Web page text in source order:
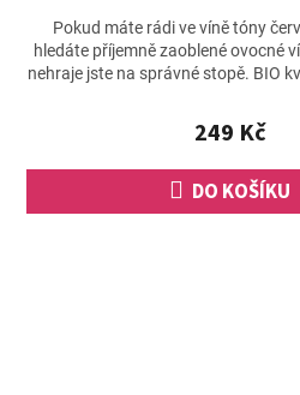
hodnocení
produktu
je
249 Kč
DO KOŠÍKU
Pokud máte rádi ve víně tóny
hledáte příjemně zaoblené ovocné
nehraje jste na správné stopě. BIO